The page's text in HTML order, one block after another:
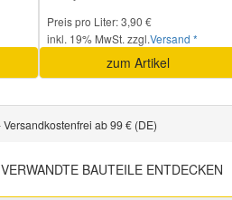
Preis pro Liter: 3,90 €
inkl. 19% MwSt. zzgl.Versand *
zum Artikel
Versandkostenfrei ab 99 € (DE)
BAUTEILE ENTDECKEN